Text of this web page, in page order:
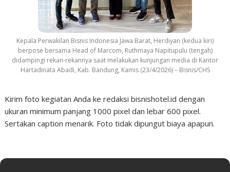
Kepala Perwakilan Bisnis Indonesia Jawa Barat, Herdiyan (kedua kiri)
berpose bersama Head of Marcom, Ruthmaya Napitupulu (tengah)
didampingi rekan-rekannya saat melakukan kunjungan media di Kantor
Hartadinata Abadi, Kab. Bandung, Kamis (23/4/2026) – Bisnis/CHS
Kirim foto kegiatan Anda ke redaksi bisnishotel.id dengan
ukuran minimum panjang 1000 pixel dan lebar 600 pixel.
Sertakan caption menarik. Foto tidak dipungut biaya apapun.